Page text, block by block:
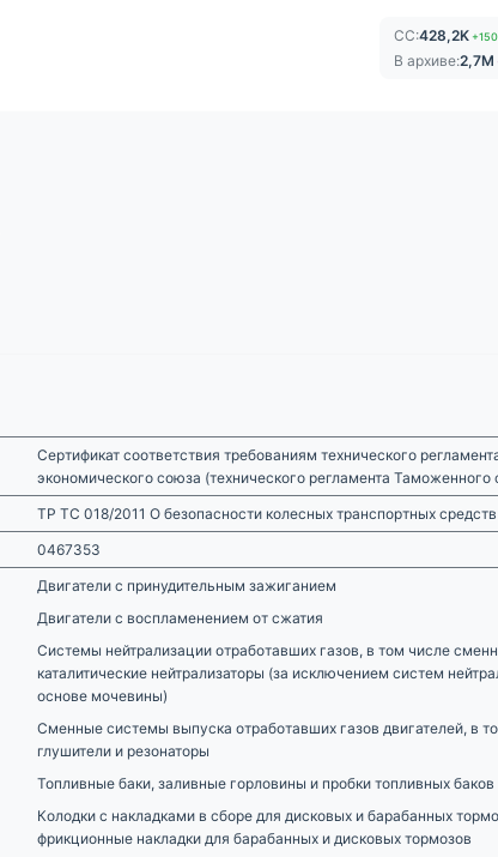
СС:428,2K+150
В архиве:2,7M
Сертификат соответствия требованиям технического
экономического союза (технического регламента Таможенного
ТР ТС 018/2011 О безопасности колесных транспортных средств
0467353
Двигатели с принудительным зажиганием
Двигатели с воспламенением от сжатия
Системы нейтрализации отработавших газов, в том числе
каталитические нейтрализаторы (за исключением систем
основе мочевины)
Сменные системы выпуска отработавших газов двигателей, в
глушители и резонаторы
Топливные баки, заливные горловины и пробки топливных баков
Колодки с накладками в сборе для дисковых и барабанных
фрикционные накладки для барабанных и дисковых тормозов